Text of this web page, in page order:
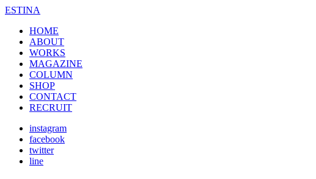
ESTINA
HOME
ABOUT
WORKS
MAGAZINE
COLUMN
SHOP
CONTACT
RECRUIT
instagram
facebook
twitter
line